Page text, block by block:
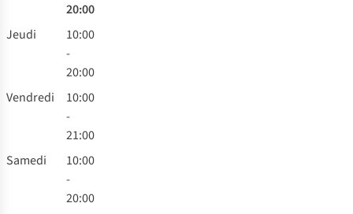
20:00
Jeudi
10:00
-
20:00
Vendredi
10:00
-
21:00
Samedi
10:00
-
20:00